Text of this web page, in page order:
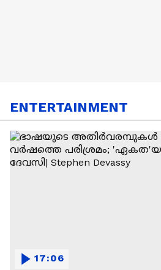
ENTERTAINMENT
17:06